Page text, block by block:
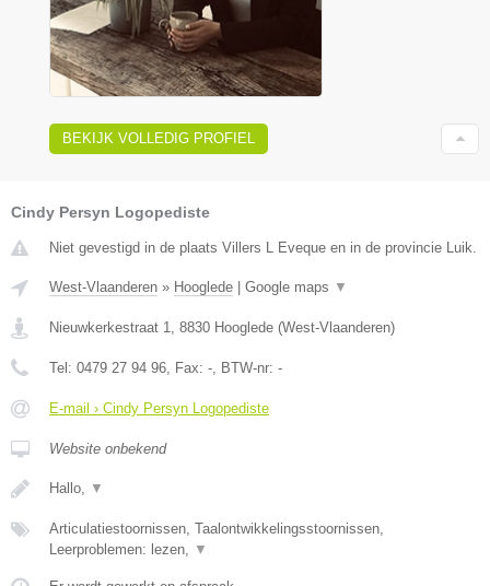
BEKIJK VOLLEDIG PROFIEL
Cindy Persyn Logopediste
Niet gevestigd in de plaats Villers L Eveque en in de provincie Luik.
West-Vlaanderen » Hooglede Google maps ▼
Nieuwkerkestraat 1, 8830 Hooglede (West-Vlaanderen)
Tel: 0479 27 94 96, Fax: -, BTW-nr: -
E-mail › Cindy Persyn Logopediste
Website onbekend
Hallo, ▼
Articulatiestoornissen, Taalontwikkelingsstoornissen,
Leerproblemen: lezen, ▼